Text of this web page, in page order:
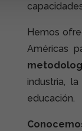
Hemos
Américas
industria,
educación.